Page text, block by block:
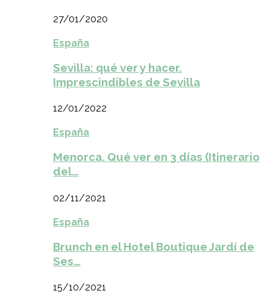
27/01/2020
España
Sevilla: qué ver y hacer.
Imprescindibles de Sevilla
12/01/2022
España
Menorca. Qué ver en 3 días (Itinerario
del…
02/11/2021
España
Brunch en el Hotel Boutique Jardí de
Ses…
15/10/2021